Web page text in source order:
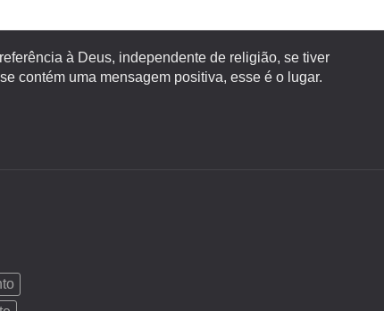
à Deus, independente de religião, se tiver
contém uma mensagem positiva, esse é o lugar.